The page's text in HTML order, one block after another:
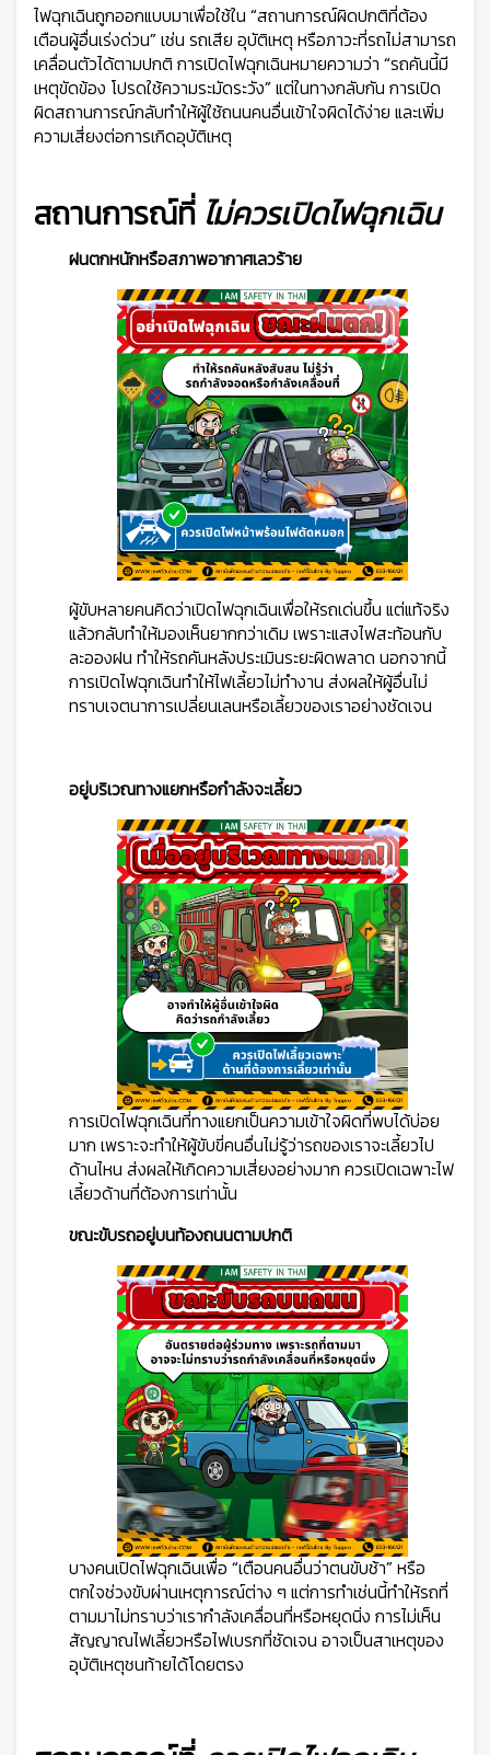
ไฟฉุกเฉินถูกออกแบบมาเพื่อใช้ใน “สถานการณ์ผิดปกติที่ต้อง
เตือนผู้อื่นเร่งด่วน” เช่น รถเสีย อุบัติเหตุ หรือภาวะที่รถไม่สามารถ
เคลื่อนตัวได้ตามปกติ การเปิดไฟฉุกเฉินหมายความว่า “รถคันนี้มี
เหตุขัดข้อง โปรดใช้ความระมัดระวัง” แต่ในทางกลับกัน การเปิด
ผิดสถานการณ์กลับทำให้ผู้ใช้ถนนคนอื่นเข้าใจผิดได้ง่าย และเพิ่ม
ความเสี่ยงต่อการเกิดอุบัติเหตุ
สถานการณ์ที่ ไม่ควรเปิดไฟฉุกเฉิน
ฝนตกหนักหรือสภาพอากาศเลวร้าย
ผู้ขับหลายคนคิดว่าเปิดไฟฉุกเฉินเพื่อให้รถเด่นขึ้น แต่แท้จริง
แล้วกลับทำให้มองเห็นยากกว่าเดิม เพราะแสงไฟสะท้อนกับ
ละอองฝน ทำให้รถคันหลังประเมินระยะผิดพลาด นอกจากนี้
การเปิดไฟฉุกเฉินทำให้ไฟเลี้ยวไม่ทำงาน ส่งผลให้ผู้อื่นไม่
ทราบเจตนาการเปลี่ยนเลนหรือเลี้ยวของเราอย่างชัดเจน
อยู่บริเวณทางแยกหรือกำลังจะเลี้ยว
การเปิดไฟฉุกเฉินที่ทางแยกเป็นความเข้าใจผิดที่พบได้บ่อย
มาก เพราะจะทำให้ผู้ขับขี่คนอื่นไม่รู้ว่ารถของเราจะเลี้ยวไป
ด้านไหน ส่งผลให้เกิดความเสี่ยงอย่างมาก ควรเปิดเฉพาะไฟ
เลี้ยวด้านที่ต้องการเท่านั้น
ขณะขับรถอยู่บนท้องถนนตามปกติ
บางคนเปิดไฟฉุกเฉินเพื่อ “เตือนคนอื่นว่าตนขับช้า” หรือ
ตกใจช่วงขับผ่านเหตุการณ์ต่าง ๆ แต่การทำเช่นนี้ทำให้รถที่
ตามมาไม่ทราบว่าเรากำลังเคลื่อนที่หรือหยุดนิ่ง การไม่เห็น
สัญญาณไฟเลี้ยวหรือไฟเบรกที่ชัดเจน อาจเป็นสาเหตุของ
อุบัติเหตุชนท้ายได้โดยตรง